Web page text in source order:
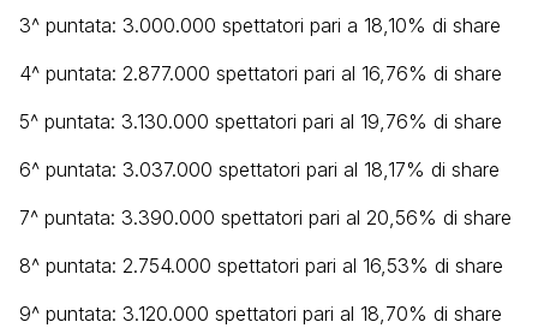
3^ puntata: 3.000.000 spettatori pari a 18,10% di share
4^ puntata: 2.877.000 spettatori pari al 16,76% di share
5^ puntata: 3.130.000 spettatori pari al 19,76% di share
6^ puntata: 3.037.000 spettatori pari al 18,17% di share
7^ puntata: 3.390.000 spettatori pari al 20,56% di share
8^ puntata: 2.754.000 spettatori pari al 16,53% di share
9^ puntata: 3.120.000 spettatori pari al 18,70% di share